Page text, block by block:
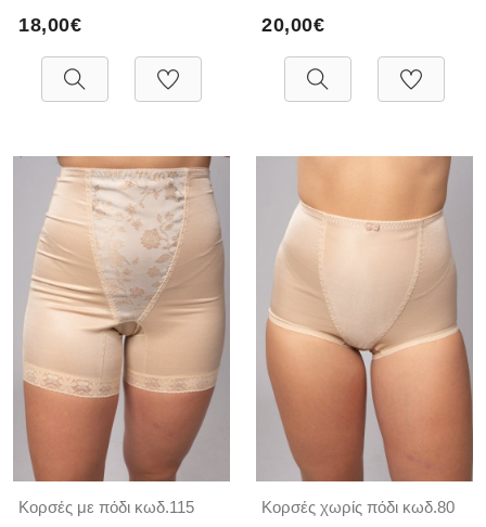
18,00€ 20,00€
Κορσές με πόδι κωδ.115 Κορσές χωρίς πόδι κωδ.80